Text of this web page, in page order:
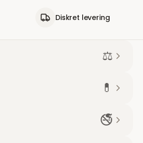
Diskret levering
⚖️
💊
🚭